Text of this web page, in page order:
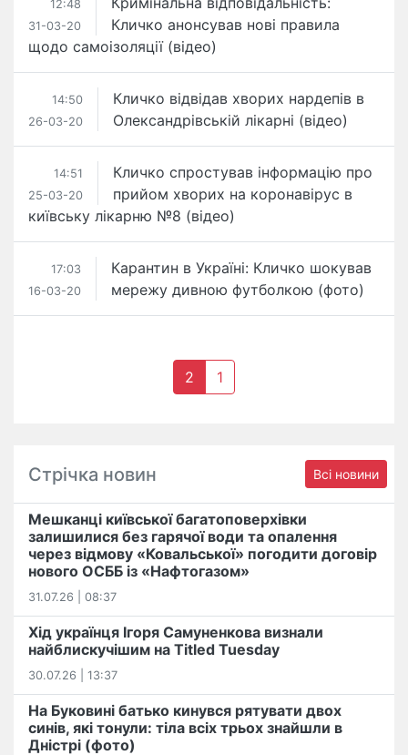
12:48
31-03-20
Кличко анонсував нові правила
щодо самоізоляції (відео)
14:50
26-03-20
Кличко відвідав хворих нардепів в
Олександрівській лікарні (відео)
14:51
25-03-20
Кличко спростував інформацію про
прийом хворих на коронавірус в
київську лікарню №8 (відео)
17:03
16-03-20
Карантин в Україні: Кличко шокував
мережу дивною футболкою (фото)
2 1
Стрічка новин Всі новини
Мешканці київської багатоповерхівки
залишилися без гарячої води та опалення
через відмову «Ковальської» погодити договір
нового ОСББ із «Нафтогазом»
31.07.26 | 08:37
Хід українця Ігоря Самуненкова визнали
найблискучішим на Titled Tuesday
30.07.26 | 13:37
На Буковині батько кинувся рятувати двох
синів, які тонули: тіла всіх трьох знайшли в
Дністрі (фото)